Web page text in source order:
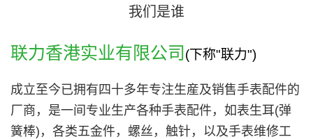
我们是谁
联力香港实业有限公司(下称"联力")
成立至今已拥有四十多年专注生産及销售手表配件的
厂商，是一间专业生产各种手表配件，如表生耳(弹
簧棒)，各类五金件，螺丝，触针，以及手表维修工